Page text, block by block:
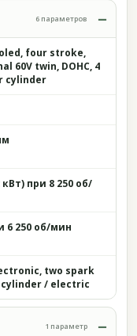
6 параметров
four stroke,
60V twin, DOHC, 4
cylinder
кВт) при 8 250 об/
6 250 об/мин
two spark
/ electric
1 параметр